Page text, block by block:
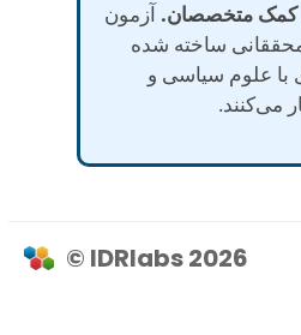
آزمون
ساخته شده
علوم سیاسی و
می‌کنند.
© IDRlabs 2026